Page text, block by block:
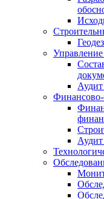
Аудит
Финансово-
Аудит